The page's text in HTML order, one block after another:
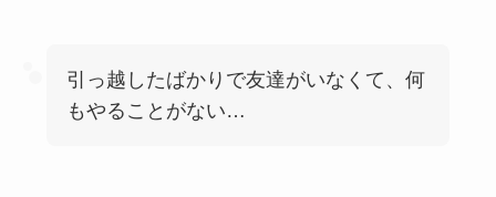
引っ越したばかりで友達がいなくて、何
もやることがない…